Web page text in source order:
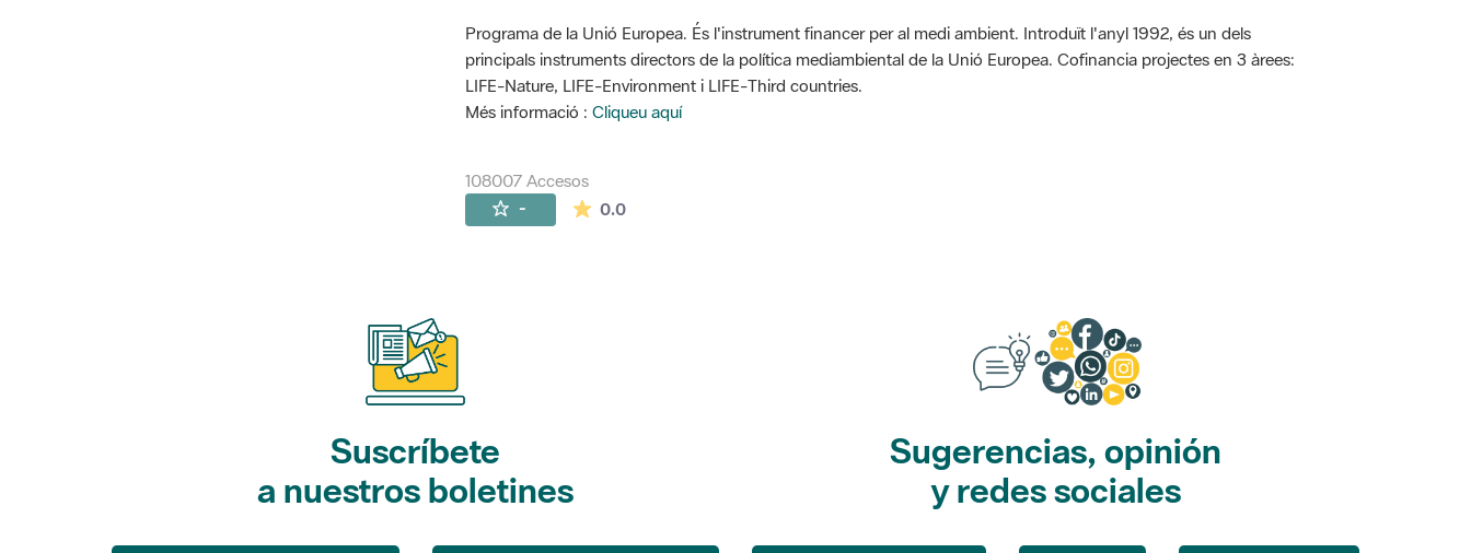
Programa de la Unió Europea. És l'instrument financer per al medi ambient. Introduït l'anyl 1992, és un dels
principals instruments directors de la política mediambiental de la Unió Europea. Cofinancia projectes en 3 àrees:
LIFE-Nature, LIFE-Environment i LIFE-Third countries.
Més informació : Cliqueu aquí
108007 Accesos
- 0.0La valoración media es de 0 estrellas de 5.
Suscríbete
a nuestros boletines
Sugerencias, opinión
y redes sociales